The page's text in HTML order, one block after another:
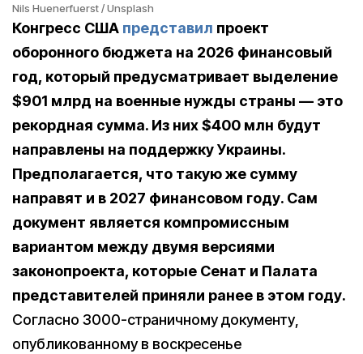
Nils Huenerfuerst / Unsplash
Конгресс США представил проект
оборонного бюджета на 2026 финансовый
год, который предусматривает выделение
$901 млрд на военные нужды страны — это
рекордная сумма. Из них$400 млн будут
направлены на поддержку Украины.
Предполагается, что такую же сумму
направят и в 2027 финансовом году. Сам
документ является компромиссным
вариантом между двумя версиями
законопроекта, которые Сенат и Палата
представителей приняли ранее в этом году.
Согласно 3000-страничному документу,
опубликованному в воскресенье